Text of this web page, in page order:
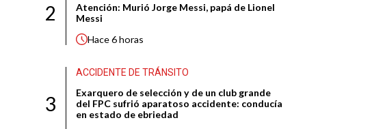
2
Atención: Murió Jorge Messi, papá de Lionel
Messi
Hace6 horas
3
ACCIDENTE DE TRÁNSITO
Exarquero de selección y de un club grande
del FPC sufrió aparatoso accidente: conducía
en estado de ebriedad